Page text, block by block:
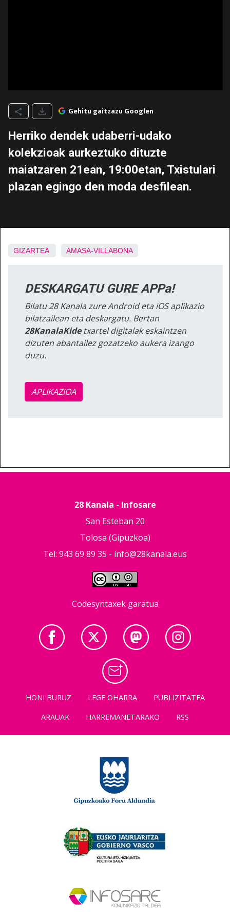
Gehitu gaitzazu Googlen
Herriko dendek udaberri-udako
kolekzioak aurkeztuko dituzte
maiatzaren 21ean, 19:00etan, Txistulari
plazan egingo den moda desfilean.
GIZARTEA AMASA-VILLABONA
DESKARGATU GURE APPa!
Bilatu 28 Kanala zure Android eta iOS aplikazio
bilatzailean eta deskargatu. Bertan
28KanalaKidetxartel digitalak eskaintzen
dizuten abantailez gozatzeko aukera izango
duzu.
APLIKAZIOA
28 Kanala - Infosare
San Esteban 20
Tolosa (Gipuzkoa)
Tel: 943 69 89 35 - info@28kanala.eus
Codesyntaxek garatua
HONI BURUZ LEGE OHARRA
PUBLIZITATEA
ARAUAK
HARREMANETARAKO RSS